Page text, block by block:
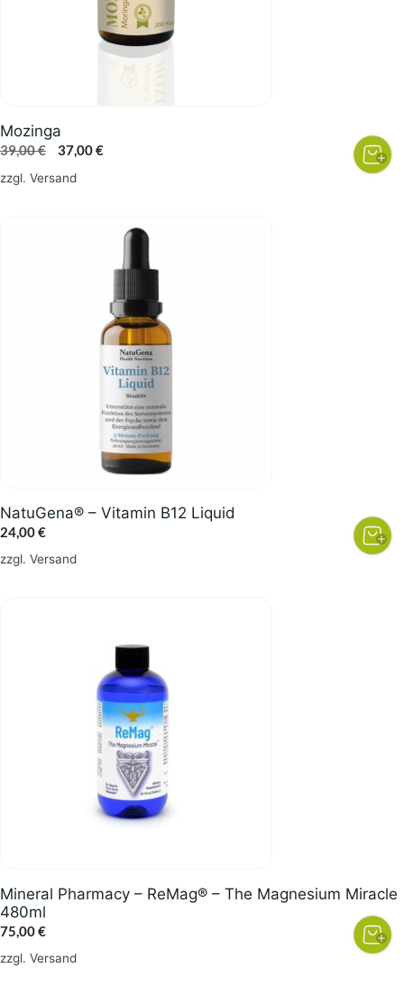
Mozinga
39,00€
Ursprünglicher
Preis
37,00€Aktueller
zzgl. Versand
NatuGena® – Vitamin B12 Liquid
24,00€
zzgl. Versand
Mineral Pharmacy – ReMag® – The Magnesium Miracle
480ml
75,00€
zzgl. Versand